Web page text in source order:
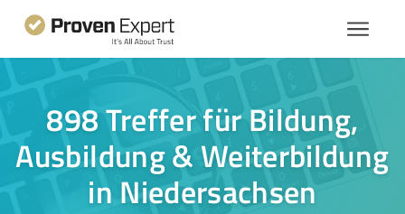
898 Treffer für Bildung,
Ausbildung & Weiterbildung
in Niedersachsen